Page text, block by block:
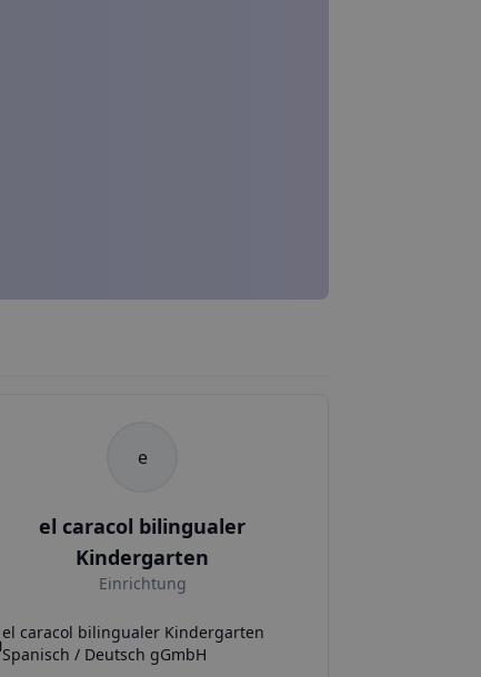
e
el caracol bilingualer
Kindergarten
Einrichtung
el caracol bilingualer Kindergarten
Spanisch / Deutsch gGmbH